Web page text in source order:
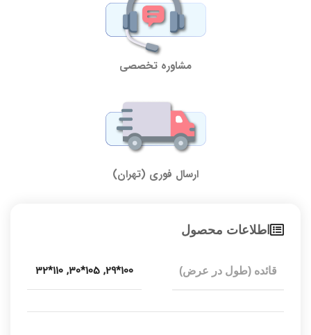
مشاوره تخصصی
ارسال فوری (تهران)
اطلاعات محصول
قائده (طول در عرض) 100*29
,
105*30
,
110*32